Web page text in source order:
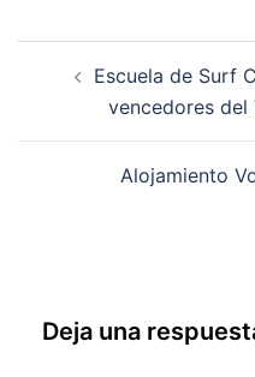
entradas
Escuela de Surf
vencedores del
Alojamiento
Deja una